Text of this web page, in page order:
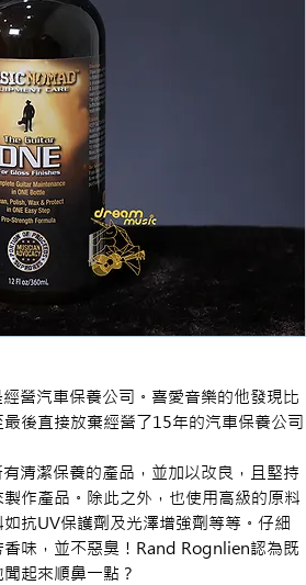
營汽車保養公司。喜愛音樂的他發現比
後直接放棄經營了15年的汽車保養公司
清潔保養的產品，並加以改良，且堅持
作產品。除此之外，也使用高級的原料
抗UV保護劑及光澤增強劑等等。仔細
味，並不惡臭！Rand Rognlien認為既
起來順鼻一點？